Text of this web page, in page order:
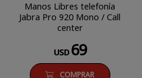
Manos Libres telefonía
Jabra Pro 920 Mono / Call
center
USD 69
COMPRAR